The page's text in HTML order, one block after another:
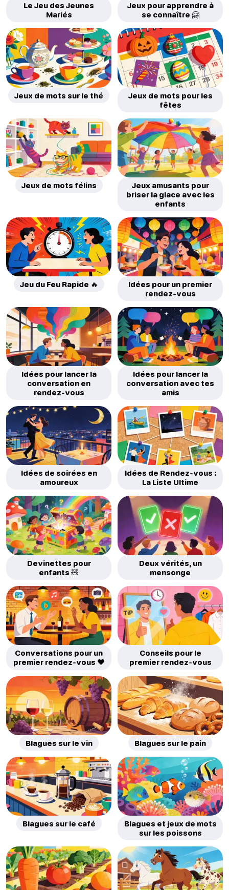
Le Jeu des Jeunes
Mariés
Jeux pour apprendre à
se connaître 🤗
Jeux de mots sur le thé
Jeux de mots pour les
fêtes
Jeux de mots félins
Jeux amusants pour
briser la glace avec les
enfants
Jeu du Feu Rapide 🔥
Idées pour un premier
rendez-vous
Idées pour lancer la
conversation en
rendez-vous
Idées pour lancer la
conversation avec tes
amis
Idées de soirées en
amoureux
Idées de Rendez-vous :
La Liste Ultime
Devinettes pour
enfants 🧸
Deux vérités, un
mensonge
Conversations pour un
premier rendez-vous ❤️
Conseils pour le
premier rendez-vous
Blagues sur le vin Blagues sur le pain
Blagues sur le café
Blagues et jeux de mots
sur les poissons